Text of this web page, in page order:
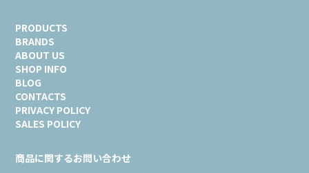
PRODUCTS
BRANDS
ABOUT US
SHOP INFO
BLOG
CONTACTS
PRIVACY POLICY
SALES POLICY
商品に関するお問い合わせ